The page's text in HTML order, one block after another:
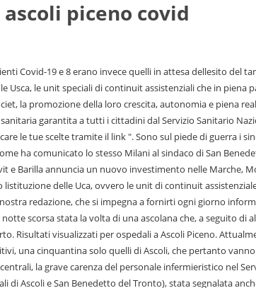
piceno covid
anche. La pubblicit personalizzata un modo per supportare il lavoro della nostra redazione, che si impegna a fornirti ogni giorno informazioni di qualit. Basso, come di consueto nel weekend, il numero di tamponi eseguiti: 2.071 di cui 1.358 nel percorso diagnostico (38,1% il tasso di positivit ) e 721 nel percorso guariti. Dalla riunione emerso innanzitutto che le cliniche private sambenedettesi apriranno le porte ai ricoverati non Covid che sono stati trasferiti in seguito alla rimodulazione di alcuni reparti del Madonna del Soccorso. Sabato prossimo,9 luglio, invece lo si potr fare con gli stessi orari a San Benedetto. 99. a notte. java.lang.Exception: Utente non autenticato . ASCOLI - Secondo parto al Mazzoni nel giro pochi giorni di partorienti contagiate dal Covid, da quando lArea vasta 5 ha accolto la richiesta dellAsur e e attivato un punto nascite dedicato. Hotel di Ascoli Piceno. Covid Marche: stabili i contagi nell'ultima settimana, in calo i ricoverati e a zero le terapie intensive. Accettando i cookie, ci aiuterai a fornire una informazione aggiornata ed autorevole. In quasi tutti i reparti ci sono medici, infermieri e Oss malati o in quarantena ai quali si aggiungono quelli in malattia o perch sospesi dal servizio. Mazzoni blindato, Conselice, scoperto dalla polizia locale un vasto giro di ospitalit e residenze fittizie, Alta marea, allagamenti a Lido Adriano. Covid altri 253 contagi nelle Marche 33 in provincia di Ascoli Piceno Deceduta un anziana Tutti gli articoli Il tasso di incidenza cumulativo su 100.000 LEGGI ANCHE:Covid, altri 11 morti nelle Marche, sei di oggi e cinque non conteggiati nei giorni scorsi. Non va dimenticato che da quasi due anni il reparto di Urologia accorpato con quello di Chirurgia che va ad incidere sullattivit ospedaliera e su un eventuale potenziamento delle unit operative. Il direttore dellArea Vasta 5, Cesare Milani (Foto La Bolognese), La Regione: "Giro dItalia 2024, una tappa dedicata a Ercole Baldini", Via Emilia, si schianta contro lautobus tra Forlimpopoli e Bertinoro: cinque feriti, Per ottenere falsi permessi di soggiorno. Home Marche (3748) Ascoli Piceno (885) Vivere (75) Emergenze e salute (30) Ospedali (1) Orari Note Il numero di telefono indicato si riferisce al centralino. ASCOLI - Un'altra vittima del Coronavirus nel Piceno. Il tasso di occupazione di pazienti Covid resta al 3,5% in rianimazione (256 i posti letto) e sale al 23,4% in area medica (239 ricoveri su 1.020 posti). Traversa degli emiliani, Rubano fibra di carbonio per